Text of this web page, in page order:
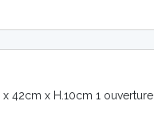
42cm x H.10cm 1 ouverture